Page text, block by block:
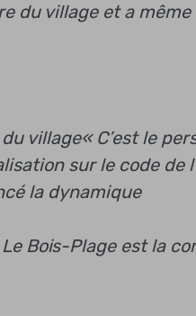
du village et a
village« C’est le
sur le code de
la dynamique
Bois-Plage est la